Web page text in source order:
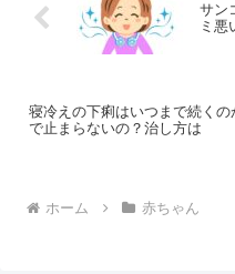
サン
ミ悪
寝冷えの下痢はいつまで続くの
で止まらないの？治し方は
ホーム 赤ちゃん